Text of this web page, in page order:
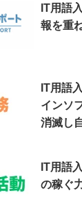
IT用語
報を重
IT用語
インソ
消滅し
IT用語
の稼ぐ